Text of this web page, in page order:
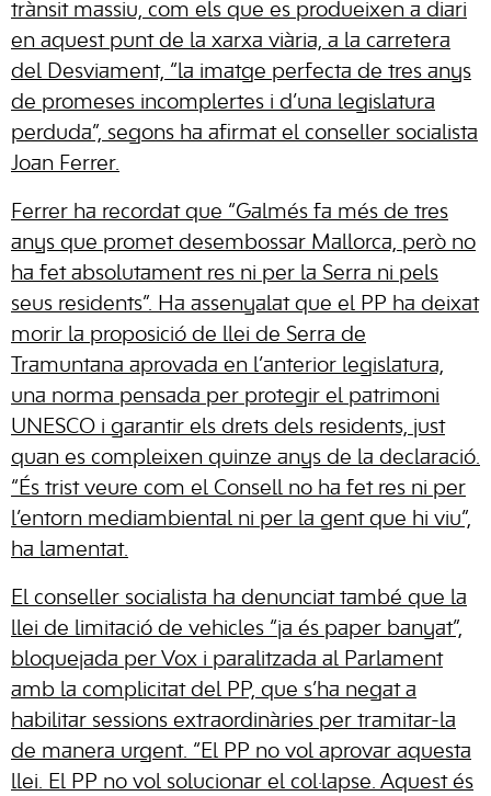
trànsit massiu, com els que es produeixen a diari
en aquest punt de la xarxa viària, a la carretera
del Desviament, “la imatge perfecta de tres anys
de promeses incomplertes i d’una legislatura
perduda”, segons ha afirmat el conseller socialista
Joan Ferrer.
Ferrer ha recordat que “Galmés fa més de tres
anys que promet desembossar Mallorca, però no
ha fet absolutament res ni per la Serra ni pels
seus residents”. Ha assenyalat que el PP ha deixat
morir la proposició de llei de Serra de
Tramuntana aprovada en l’anterior legislatura,
una norma pensada per protegir el patrimoni
UNESCO i garantir els drets dels residents, just
quan es compleixen quinze anys de la declaració.
“És trist veure com el Consell no ha fet res ni per
l’entorn mediambiental ni per la gent que hi viu”,
ha lamentat.
El conseller socialista ha denunciat també que la
llei de limitació de vehicles “ja és paper banyat”,
bloquejada per Vox i paralitzada al Parlament
amb la complicitat del PP, que s’ha negat a
habilitar sessions extraordinàries per tramitar-la
de manera urgent. “El PP no vol aprovar aquesta
llei. El PP no vol solucionar el col·lapse. Aquest és